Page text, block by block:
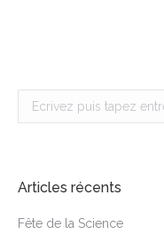
Search:
Articles récents
Fête de la Science